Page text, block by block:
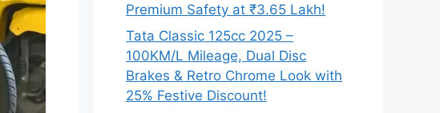
Premium Safety at ₹3.65 Lakh!
Tata Classic 125cc 2025 –
100KM/L Mileage, Dual Disc
Brakes & Retro Chrome Look with
25% Festive Discount!